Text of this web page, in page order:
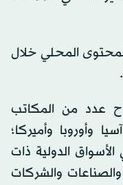
ريال في المحتوى المحلي خلال
عدد من المكاتب
وأوروبا وأميركا؛
الدولية ذات
والصناعات والشركات